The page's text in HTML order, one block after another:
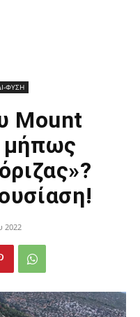
ΦΥΣΗ
Mount
μήπως
2022